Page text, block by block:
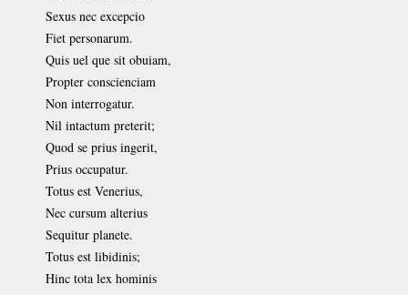
Sexus nec excepcio
Fiet personarum.
Quis uel que sit obuiam,
Propter conscienciam
Non interrogatur.
Nil intactum preterit;
Quod se prius ingerit,
Prius occupatur.
Totus est Venerius,
Nec cursum alterius
Sequitur planete.
Totus est libidinis;
Hinc tota lex hominis